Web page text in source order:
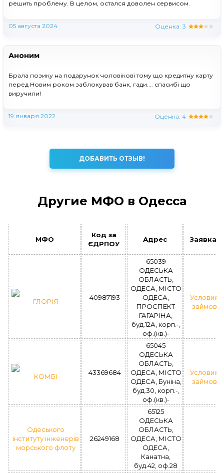
решить проблему. В целом, остался доволен сервисом.
05 августа 2024 Оценка: 3
Аноним
Брала позику на подарунок чоловікові тому що кредитну карту
перед Новим роком заблокував банк, гади.... спасибі що
виручили!
19 января 2022 Оценка: 4
ДОБАВИТЬ ОТЗЫВ!
Другие МФО в Одесса
МФО
Код за
ЄДРПОУ
Адрес Заявка
ГЛОРІЯ 40987193
65039
ОДЕСЬКА
ОБЛАСТЬ,
ОДЕСА, МІСТО
ОДЕСА,
ПРОСПЕКТ
ГАГАРІНА,
буд.12А, корп.-,
оф.(кв.)-
Условия
займов
КОМБІ 43369684
65045
ОДЕСЬКА
ОБЛАСТЬ,
ОДЕСА, МІСТО
ОДЕСА, Буніна,
буд.30, корп.-,
оф.(кв.)-
Условия
займов
Одеського
інституту інженерів
морського флоту
26249168
65125
ОДЕСЬКА
ОБЛАСТЬ,
ОДЕСА, МІСТО
ОДЕСА,
Канатна,
буд.42, оф.28